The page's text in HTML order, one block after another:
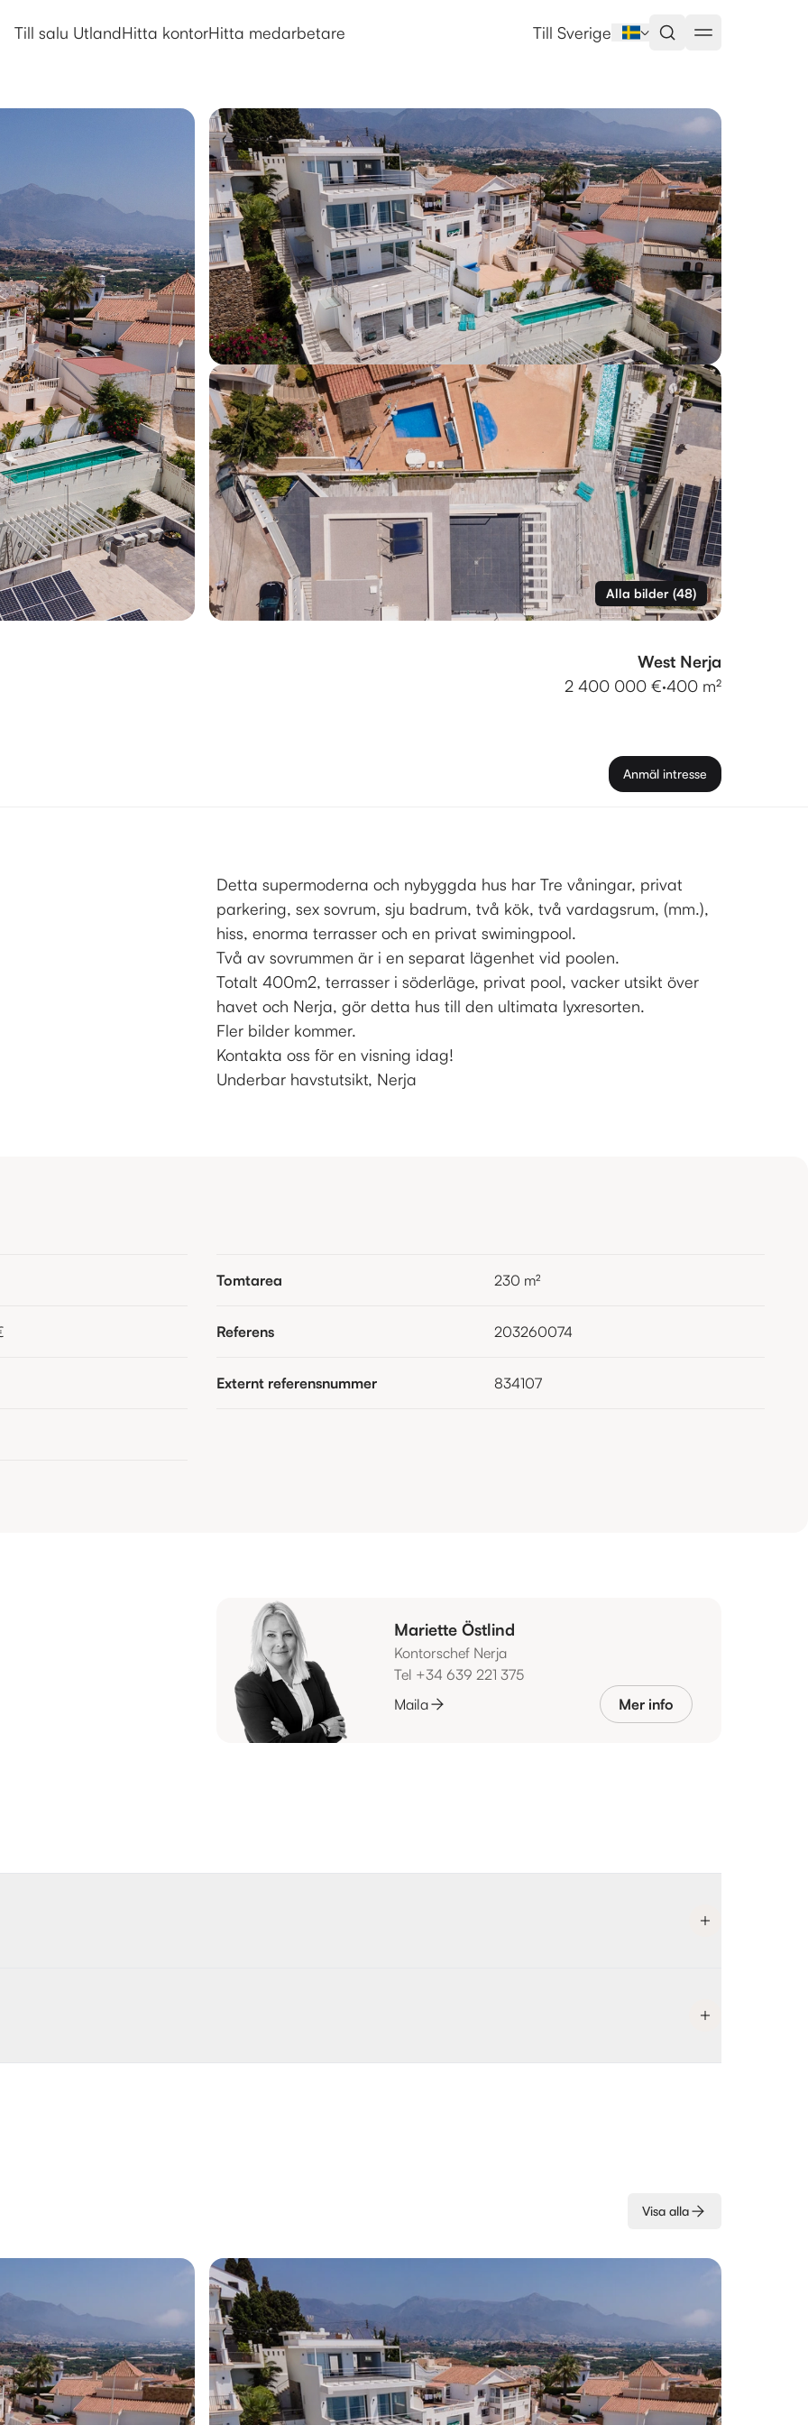
Till salu UtlandHitta kontorHitta medarbetare Till Sverige
Alla bilder(48)
West Nerja
2 400 000 €·400 m²
Anmäl intresse
Detta supermoderna och nybyggda hus har Tre våningar, privat
parkering, sex sovrum, sju badrum, två kök, två vardagsrum, (mm.),
hiss, enorma terrasser och en privat swimingpool.
Två av sovrummen är i en separat lägenhet vid poolen.
Totalt 400m2, terrasser i söderläge, privat pool, vacker utsikt över
havet och Nerja, gör detta hus till den ultimata lyxresorten.
Fler bilder kommer.
Kontakta oss för en visning idag!
Underbar havstutsikt, Nerja
Tomtarea 230 m²
Referens 203260074
Externt referensnummer 834107
Mariette Östlind
Kontorschef Nerja
Tel +34 639 221 375
Maila
Mer info
Visa alla